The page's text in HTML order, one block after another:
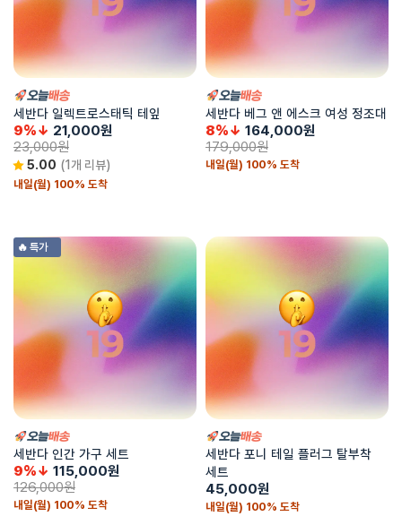
내일(월) 100% 도착
세반다 일렉트로스태틱 테잎
9%↓ 21,000원
23,000원
5.00 (1개 리뷰) 내일(월) 100% 도착
세반다 베그 앤 에스크 여성 정조대
8%↓ 164,000원
179,000원
🔥 특가
내일(월) 100% 도착
세반다 인간 가구 세트
9%↓ 115,000원
126,000원
내일(월) 100% 도착
세반다 포니 테일 플러그 탈부착
세트
45,000원